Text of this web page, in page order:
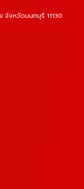
จังหวัดนนทบุรี 11130